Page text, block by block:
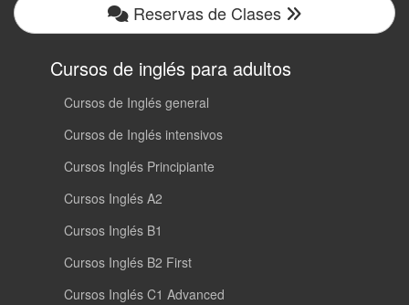
Reservas de Clases
Cursos de inglés para adultos
Cursos de Inglés general
Cursos de Inglés intensivos
Cursos Inglés Principiante
Cursos Inglés A2
Cursos Inglés B1
Cursos Inglés B2 First
Cursos Inglés C1 Advanced